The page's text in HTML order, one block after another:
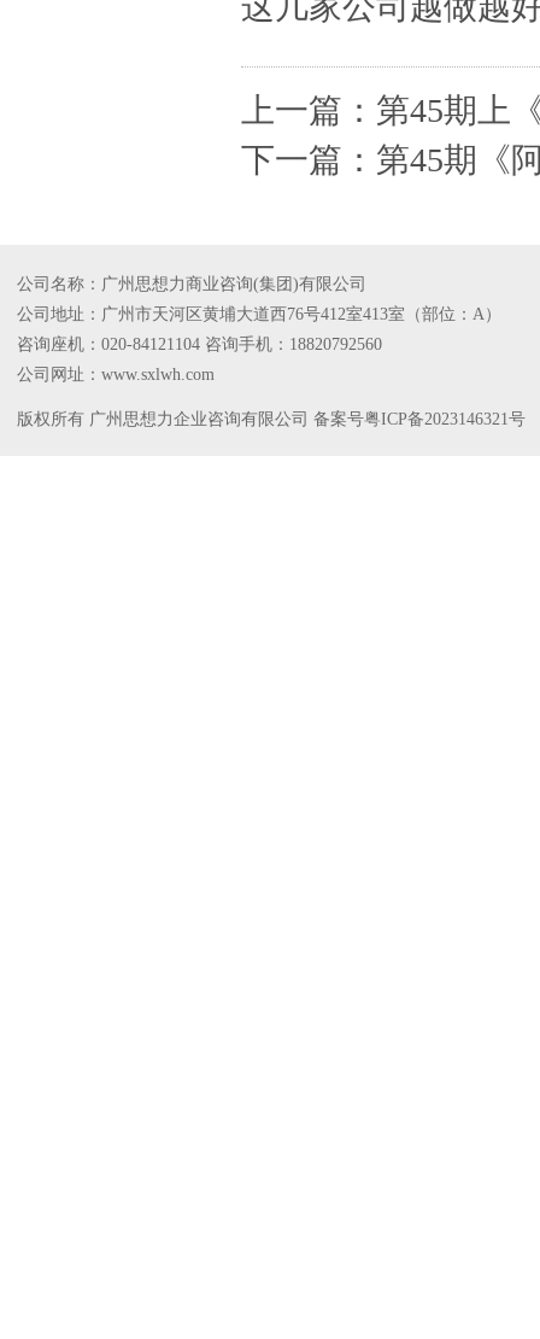
上一篇： 第45期上
下一篇： 第45期《
公司名称：广州思想力商业咨询(集团)有限公司
公司地址：广州市天河区黄埔大道西76号412室413室（部位：A）
咨询座机：020-84121104 咨询手机：18820792560
公司网址：www.sxlwh.com
版权所有 广州思想力企业咨询有限公司 备案号粤ICP备2023146321号